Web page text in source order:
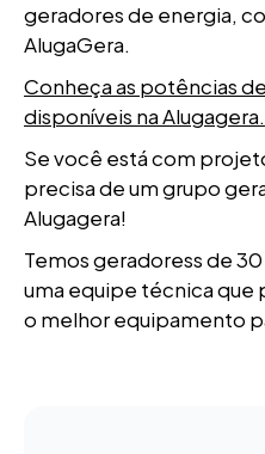
geradores de energia,
AlugaGera.
Conheça as potências
disponíveis na Alugagera.
Se você está com
precisa de um grupo
Alugagera!
Temos geradoress de
uma equipe técnica que
o melhor equipamento